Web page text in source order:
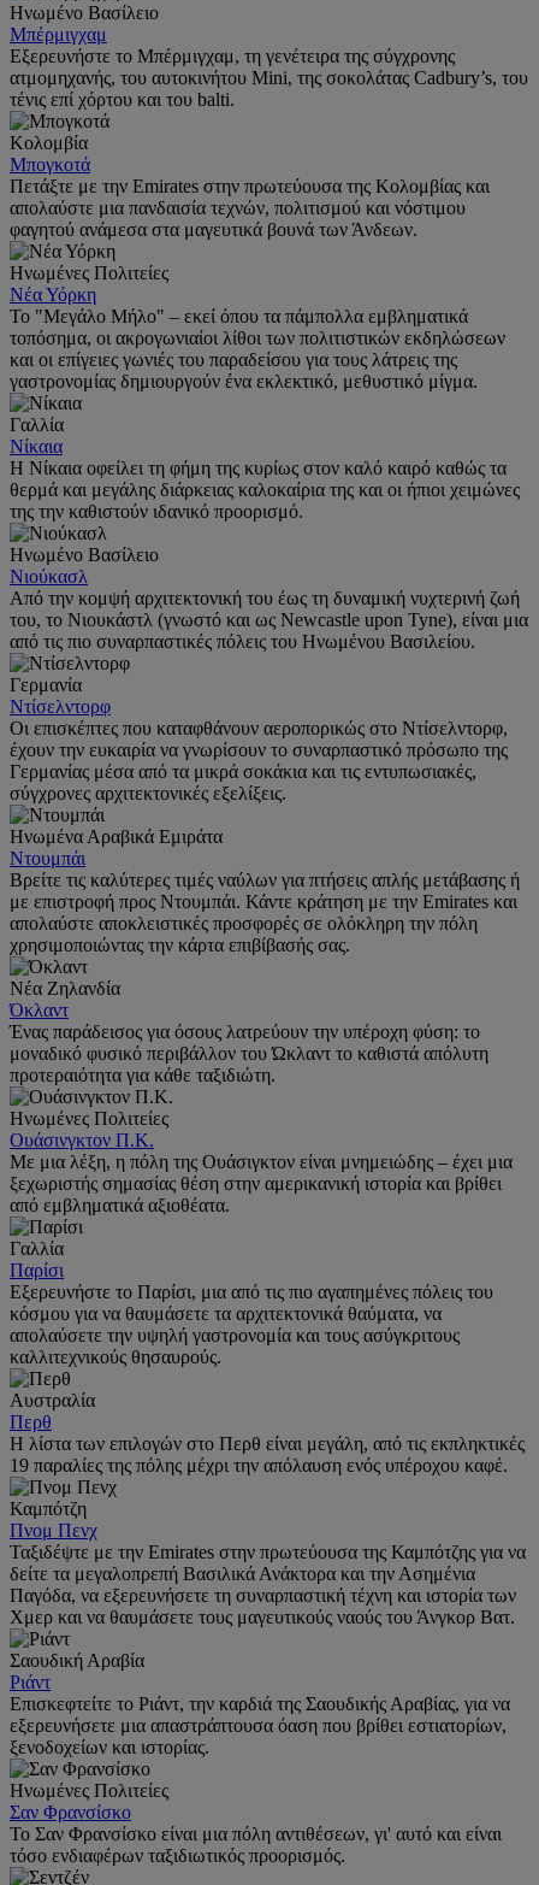
Ηνωμένο Βασίλειο
Μπέρμιγχαμ
Εξερευνήστε το Μπέρμιγχαμ, τη γενέτειρα της σύγχρονης
ατμομηχανής, του αυτοκινήτου Mini, της σοκολάτας Cadbury’s, του
τένις επί χόρτου και του balti.
Κολομβία
Μπογκοτά
Πετάξτε με την Emirates στην πρωτεύουσα της Κολομβίας και
απολαύστε μια πανδαισία τεχνών, πολιτισμού και νόστιμου
φαγητού ανάμεσα στα μαγευτικά βουνά των Άνδεων.
Ηνωμένες Πολιτείες
Νέα Υόρκη
Το "Μεγάλο Μήλο" – εκεί όπου τα πάμπολλα εμβληματικά
τοπόσημα, οι ακρογωνιαίοι λίθοι των πολιτιστικών εκδηλώσεων
και οι επίγειες γωνιές του παραδείσου για τους λάτρεις της
γαστρονομίας δημιουργούν ένα εκλεκτικό, μεθυστικό μίγμα.
Γαλλία
Νίκαια
Η Νίκαια οφείλει τη φήμη της κυρίως στον καλό καιρό καθώς τα
θερμά και μεγάλης διάρκειας καλοκαίρια της και οι ήπιοι χειμώνες
της την καθιστούν ιδανικό προορισμό.
Ηνωμένο Βασίλειο
Νιούκασλ
Από την κομψή αρχιτεκτονική του έως τη δυναμική νυχτερινή ζωή
του, το Νιουκάστλ (γνωστό και ως Newcastle upon Tyne), είναι μια
από τις πιο συναρπαστικές πόλεις του Ηνωμένου Βασιλείου.
Γερμανία
Ντίσελντορφ
Οι επισκέπτες που καταφθάνουν αεροπορικώς στο Ντίσελντορφ,
έχουν την ευκαιρία να γνωρίσουν το συναρπαστικό πρόσωπο της
Γερμανίας μέσα από τα μικρά σοκάκια και τις εντυπωσιακές,
σύγχρονες αρχιτεκτονικές εξελίξεις.
Ηνωμένα Αραβικά Εμιράτα
Ντουμπάι
Βρείτε τις καλύτερες τιμές ναύλων για πτήσεις απλής μετάβασης ή
με επιστροφή προς Ντουμπάι. Κάντε κράτηση με την Emirates και
απολαύστε αποκλειστικές προσφορές σε ολόκληρη την πόλη
χρησιμοποιώντας την κάρτα επιβίβασής σας.
Νέα Ζηλανδία
Όκλαντ
Ένας παράδεισος για όσους λατρεύουν την υπέροχη φύση: το
μοναδικό φυσικό περιβάλλον του Ώκλαντ το καθιστά απόλυτη
προτεραιότητα για κάθε ταξιδιώτη.
Ηνωμένες Πολιτείες
Ουάσινγκτον Π.Κ.
Με μια λέξη, η πόλη της Ουάσιγκτον είναι μνημειώδης – έχει μια
ξεχωριστής σημασίας θέση στην αμερικανική ιστορία και βρίθει
από εμβληματικά αξιοθέατα.
Γαλλία
Παρίσι
Εξερευνήστε το Παρίσι, μια από τις πιο αγαπημένες πόλεις του
κόσμου για να θαυμάσετε τα αρχιτεκτονικά θαύματα, να
απολαύσετε την υψηλή γαστρονομία και τους ασύγκριτους
καλλιτεχνικούς θησαυρούς.
Αυστραλία
Περθ
Η λίστα των επιλογών στο Περθ είναι μεγάλη, από τις εκπληκτικές
19 παραλίες της πόλης μέχρι την απόλαυση ενός υπέροχου καφέ.
Καμπότζη
Πνομ Πενχ
Ταξιδέψτε με την Emirates στην πρωτεύουσα της Καμπότζης για να
δείτε τα μεγαλοπρεπή Βασιλικά Ανάκτορα και την Ασημένια
Παγόδα, να εξερευνήσετε τη συναρπαστική τέχνη και ιστορία των
Χμερ και να θαυμάσετε τους μαγευτικούς ναούς του Άνγκορ Βατ.
Σαουδική Αραβία
Ριάντ
Επισκεφτείτε το Ριάντ, την καρδιά της Σαουδικής Αραβίας, για να
εξερευνήσετε μια απαστράπτουσα όαση που βρίθει εστιατορίων,
ξενοδοχείων και ιστορίας.
Ηνωμένες Πολιτείες
Σαν Φρανσίσκο
Το Σαν Φρανσίσκο είναι μια πόλη αντιθέσεων, γι' αυτό και είναι
τόσο ενδιαφέρων ταξιδιωτικός προορισμός.